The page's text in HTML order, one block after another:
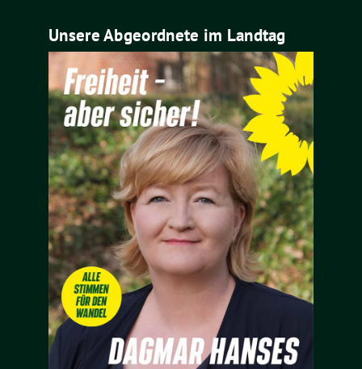
Unsere Abgeordnete im Landtag